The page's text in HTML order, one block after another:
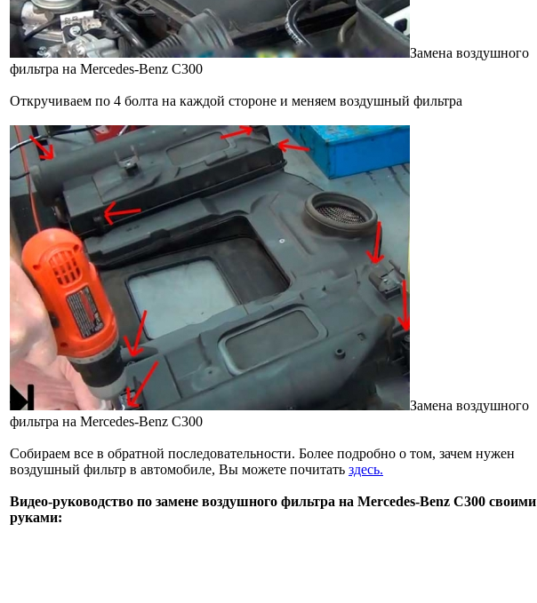
Замена воздушного
фильтра на Mercedes-Benz C300
Откручиваем по 4 болта на каждой стороне и меняем воздушный фильтра
Замена воздушного
фильтра на Mercedes-Benz C300
Собираем все в обратной последовательности. Более подробно о том, зачем нужен
воздушный фильтр в автомобиле, Вы можете почитать здесь.
Видео-руководство по замене воздушного фильтра на Mercedes-Benz C300 своими
руками: